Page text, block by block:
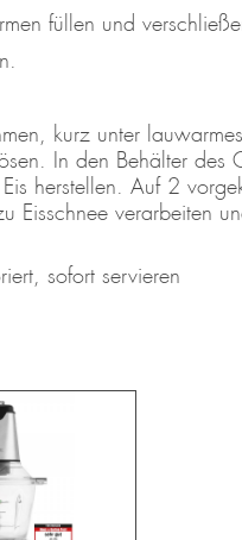
füllen und
kurz unter
In den Behälter des
herstellen. Auf 2
Eisschnee verarbeiten
sofort servieren